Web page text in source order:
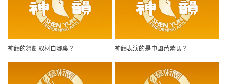
神韻的舞劇取材自哪裏？ 神韻表演的是中國芭蕾嗎？